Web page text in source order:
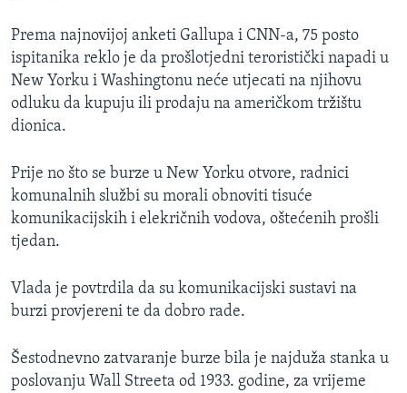
Prema najnovijoj anketi Gallupa i CNN-a, 75 posto
ispitanika reklo je da prošlotjedni teroristički napadi u
New Yorku i Washingtonu neće utjecati na njihovu
odluku da kupuju ili prodaju na američkom tržištu
dionica.
Prije no što se burze u New Yorku otvore, radnici
komunalnih službi su morali obnoviti tisuće
komunikacijskih i elekričnih vodova, oštećenih prošli
tjedan.
Vlada je povtrdila da su komunikacijski sustavi na
burzi provjereni te da dobro rade.
Šestodnevno zatvaranje burze bila je najduža stanka u
poslovanju Wall Streeta od 1933. godine, za vrijeme